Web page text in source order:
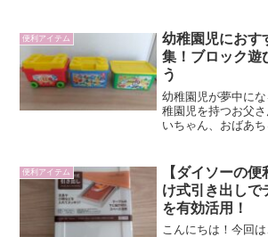
なんと送料込みで
当に使えるの？」
便利アイテム
幼稚園児におす
集！ブロック遊
う
幼稚園児が夢中に
稚園児を持つお父
いちゃん、おばあち
「おもちゃ・ブロ
は、以下の商品が特
便利アイテム
【ダイソーの
け式引き出しで
を有効活用！
こんにちは！今回